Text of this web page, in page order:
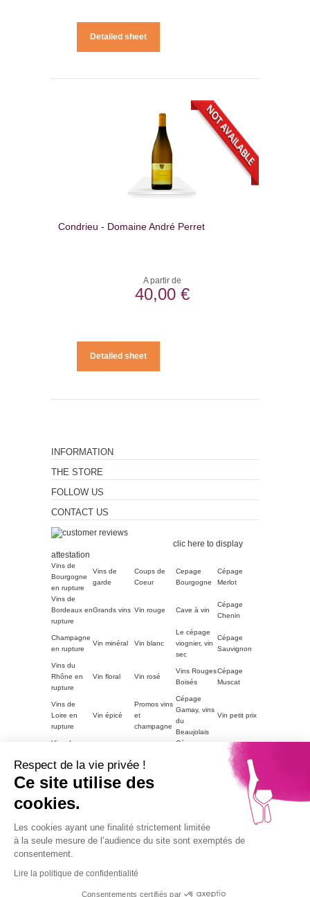
Detailed sheet
Condrieu - Domaine André Perret
A partir de
40,00 €
Detailed sheet
INFORMATION
THE STORE
FOLLOW US
CONTACT US
clic here to display
attestation
Vins de
Bourgogne
en rupture
Vins de
garde
Coups de
Coeur
Cepage
Bourgogne
Cépage
Merlot
Vins de
Bordeaux en
rupture
Grands vins Vin rouge Cave à vin
Cépage
Chenin
Champagne
en rupture
Vin minéral Vin blanc
Le cépage
viognier, vin
sec
Cépage
Sauvignon
Vins du
Rhône en
rupture
Vin floral Vin rosé
Vins Rouges
Boisés
Cépage
Muscat
Vins de
Loire en
rupture
Vin épicé
Promos vins
et
champagne
Cépage
Gamay, vins
du
Beaujolais
Vin petit prix
Vins du
en rupture
tanniques
METS
Cépage
Champagne
petit prix
Autres
régions en
rupture
Vins
LE VIN PAR
Vin blanc
Vins de
en rupture
Part2
Vins corsés Vouvray
Chardonnay
Vins fruités
Alcohol abuse is dangerous for health, consume with
moderation.
Respect de la vie privée !
Ce site utilise des
cookies.
Les cookies ayant une finalité strictement limitée
à la seule mesure de l’audience du site sont exemptés de
consentement.
Lire la politique de confidentialité
Consentements certifiés par